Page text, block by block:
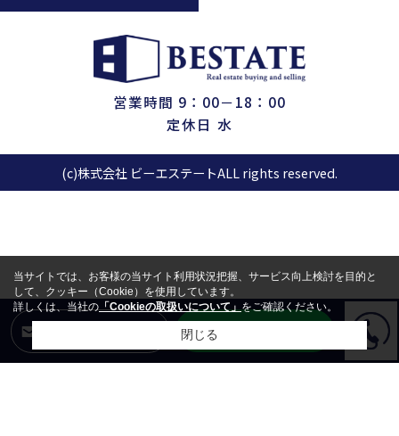
営業時間 9：00－18：00
定休日 水
(c)株式会社 ビーエステートALL rights reserved.
LINEからお問合せ
当サイトでは、お客様の当サイト利用状況把握、サービス向上検討を目的と
して、クッキー（Cookie）を使用しています。
詳しくは、当社の「Cookieの取扱いについて」をご確認ください。
閉じる